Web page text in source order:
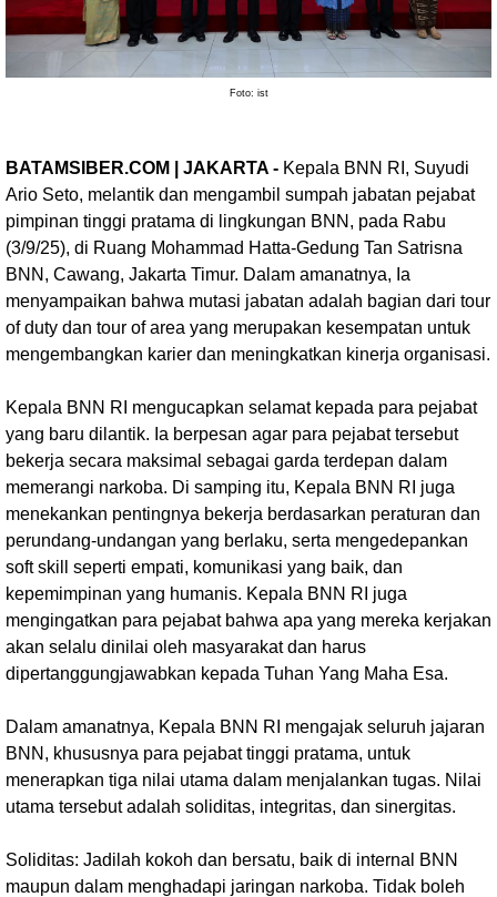
Foto: ist
BATAMSIBER.COM | JAKARTA - Kepala BNN RI, Suyudi
Ario Seto, melantik dan mengambil sumpah jabatan pejabat
pimpinan tinggi pratama di lingkungan BNN, pada Rabu
(3/9/25), di Ruang Mohammad Hatta-Gedung Tan Satrisna
BNN, Cawang, Jakarta Timur. Dalam amanatnya, Ia
menyampaikan bahwa mutasi jabatan adalah bagian dari tour
of duty dan tour of area yang merupakan kesempatan untuk
mengembangkan karier dan meningkatkan kinerja organisasi.
Kepala BNN RI mengucapkan selamat kepada para pejabat
yang baru dilantik. Ia berpesan agar para pejabat tersebut
bekerja secara maksimal sebagai garda terdepan dalam
memerangi narkoba. Di samping itu, Kepala BNN RI juga
menekankan pentingnya bekerja berdasarkan peraturan dan
perundang-undangan yang berlaku, serta mengedepankan
soft skill seperti empati, komunikasi yang baik, dan
kepemimpinan yang humanis. Kepala BNN RI juga
mengingatkan para pejabat bahwa apa yang mereka kerjakan
akan selalu dinilai oleh masyarakat dan harus
dipertanggungjawabkan kepada Tuhan Yang Maha Esa.
Dalam amanatnya, Kepala BNN RI mengajak seluruh jajaran
BNN, khususnya para pejabat tinggi pratama, untuk
menerapkan tiga nilai utama dalam menjalankan tugas. Nilai
utama tersebut adalah soliditas, integritas, dan sinergitas.
Soliditas: Jadilah kokoh dan bersatu, baik di internal BNN
maupun dalam menghadapi jaringan narkoba. Tidak boleh